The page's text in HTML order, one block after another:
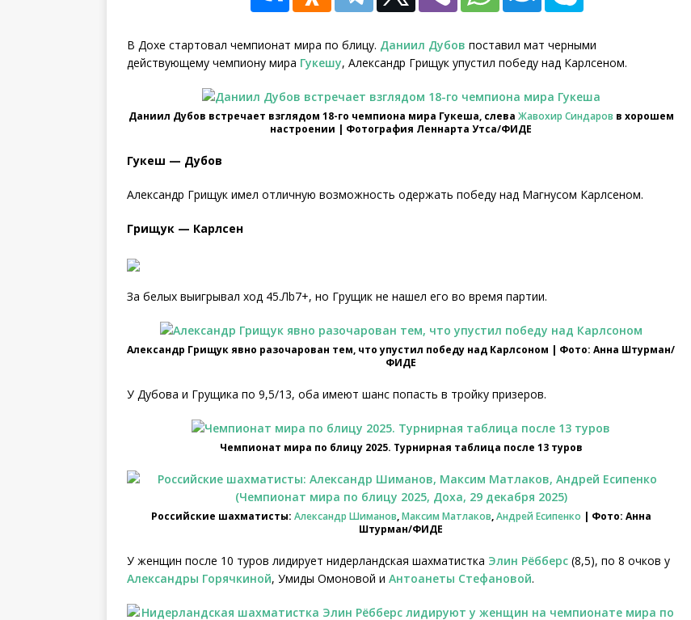
В Дохе стартовал чемпионат мира по блицу. Даниил Дубов поставил мат черными
действующему чемпиону мира Гукешу, Александр Грищук упустил победу над Карлсеном.
Даниил Дубов встречает взглядом 18-го чемпиона мира Гукеша, слева Жавохир Синдаров в хорошем
настроении | Фотография Леннарта Утса/ФИДЕ
Гукеш — Дубов
Александр Грищук имел отличную возможность одержать победу над Магнусом Карлсеном.
Грищук — Карлсен
За белых выигрывал ход 45.Лb7+, но Грущик не нашел его во время партии.
Александр Грищук явно разочарован тем, что упустил победу над Карлсоном | Фото: Анна Штурман/
ФИДЕ
У Дубова и Грущика по 9,5/13, оба имеют шанс попасть в тройку призеров.
Чемпионат мира по блицу 2025. Турнирная таблица после 13 туров
Российские шахматисты: Александр Шиманов,Максим Матлаков,Андрей Есипенко | Фото: Анна
Штурман/ФИДЕ
У женщин после 10 туров лидирует нидерландская шахматистка Элин Рёбберс (8,5), по 8 очков у
Александры Горячкиной, Умиды Омоновой и Антоанеты Стефановой.